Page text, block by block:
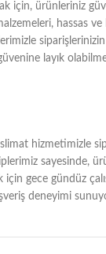
için, ürünleriniz
hassas
layık
hizmetimizle
sayesinde,
için gece gündüz
deneyimi